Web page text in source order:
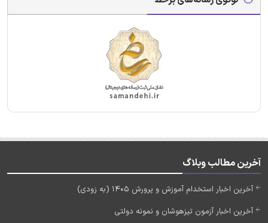
آخرین مطالب وبلاگ
آخرین اخبار استخدام آموزش و پرورش 1405 (به زودی)
آخرین اخبار آزمون تیزهوشان و نمونه دولتی